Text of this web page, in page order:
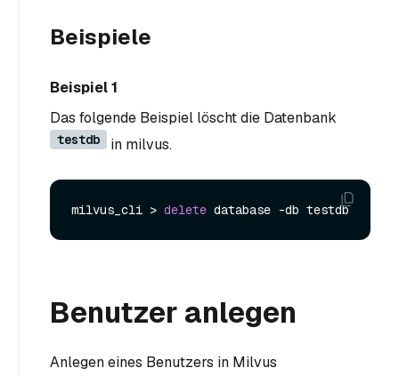
Beispiele
Beispiel 1
Das folgende Beispiel löscht die Datenbank
testdb in milvus.
milvus_cli > delete
Benutzer anlegen
Anlegen eines Benutzers in Milvus